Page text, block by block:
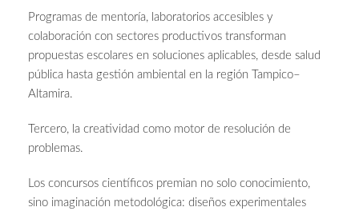
Programas de mentoría, laboratorios accesibles y
colaboración con sectores productivos transforman
propuestas escolares en soluciones aplicables, desde salud
pública hasta gestión ambiental en la región Tampico–
Altamira.
Tercero, la creatividad como motor de resolución de
problemas.
Los concursos científicos premian no solo conocimiento,
sino imaginación metodológica: diseños experimentales